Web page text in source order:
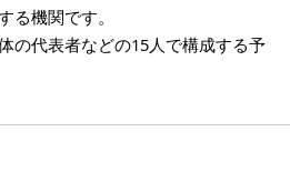
機関です。
の代表者などの15人で構成する予